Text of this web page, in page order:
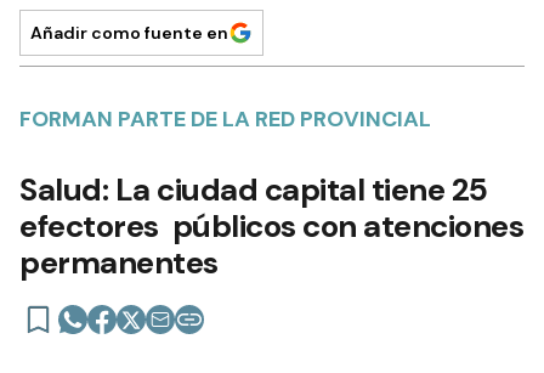
Añadir como fuente en
FORMAN PARTE DE LA RED PROVINCIAL
Salud: La ciudad capital tiene 25
efectores públicos con atenciones
permanentes